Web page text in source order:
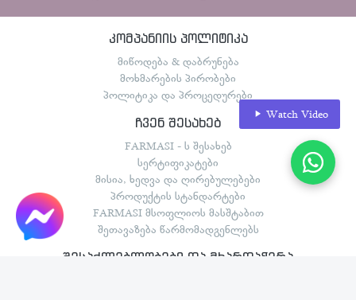
კომპანიის პოლიტიკა
მიწოდება & დაბრუნება
მოხმარების პირობები
პოლიტიკა და პროცედურები
ჩვენ შესახებ
FARMASI - ს შესახებ
სერტიფიკატები
მისია, ხედვა და ღირებულებები
პროდუქტის სტანდარტები
FARMASI მსოფლიოს მასშტაბით
შეთავაზება წარმომადგენლებს
შესაძლებლობები და მხარდაჭერა
Watch Video